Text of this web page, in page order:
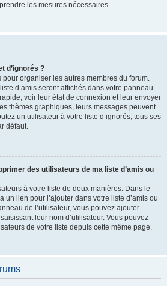
les mesures nécessaires.
d’ignorés ?
organiser les autres membres du forum.
d’amis seront affichés dans votre panneau
voir leur état de connexion et leur envoyer
thèmes graphiques, leurs messages peuvent
un utilisateur à votre liste d’ignorés, tous ses
défaut.
des utilisateurs de ma liste d’amis ou
à votre liste de deux manières. Dans le
un lien pour l’ajouter dans votre liste d’amis ou
de l’utilisateur, vous pouvez ajouter
leur nom d’utilisateur. Vous pouvez
de votre liste depuis cette même page.